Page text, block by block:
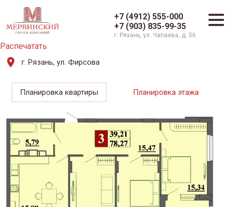
+7 (4912) 555-000
+7 (903) 835-99-35
г. Рязань, ул. Чапаева, д. 56
Распечатать
г. Рязань, ул. Фирсова
Планировка квартиры Планировка этажа